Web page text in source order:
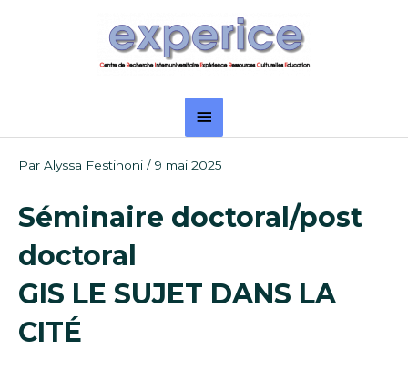
Menu
principal
Par Alyssa Festinoni / 9 mai 2025
Séminaire doctoral/post
doctoral
GIS LE SUJET DANS LA
CITÉ
des